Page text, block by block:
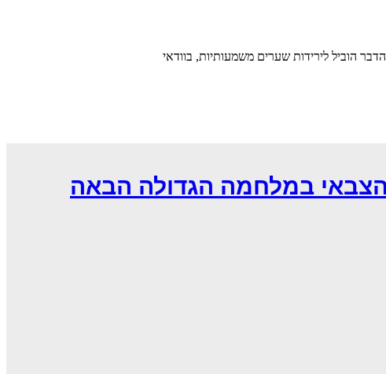
הוביל לירידות שערים משמעותיות, בוודאי
במלחמה הגדולה הבאה